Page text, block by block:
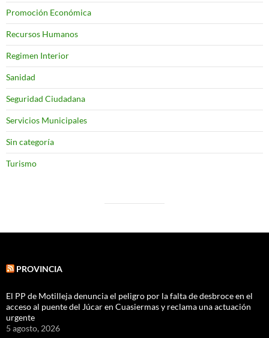
Promoción Económica
Recursos Humanos
Regimen Interior
Sanidad
Seguridad Ciudadana
Servicios Municipales
Sin categoría
Turismo
PROVINCIA
El PP de Motilleja denuncia el peligro por la falta de desbroce en el
acceso al puente del Júcar en Cuasiermas y reclama una actuación
urgente
5 agosto, 2026